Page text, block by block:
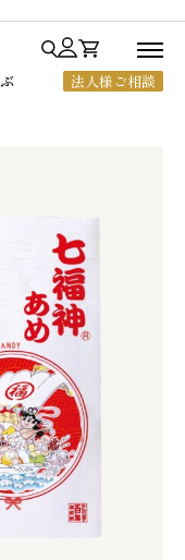
法人様ご相談
相談窓口
わせ